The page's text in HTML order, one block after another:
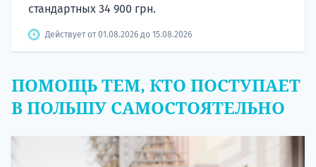
стандартных 34 900 грн.
Действует от 01.08.2026 до 15.08.2026
ПОМОЩЬ ТЕМ, КТО ПОСТУПАЕТ
В ПОЛЬШУ САМОСТОЯТЕЛЬНО